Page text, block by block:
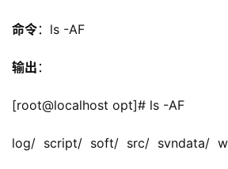
命令： ls -AF
输出 ：
[root@localhost opt]# ls -AF
log/  script/  soft/  src/  svndata/